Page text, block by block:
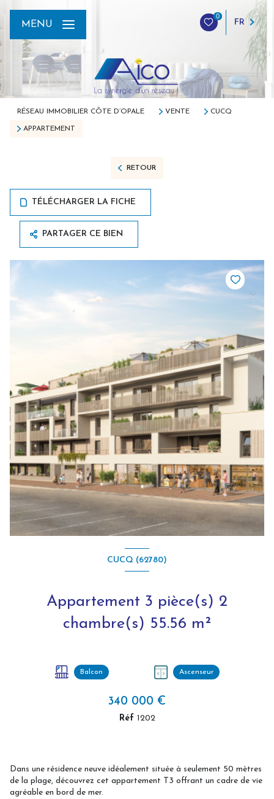
0
FR
MENU
RÉSEAU IMMOBILIER CÔTE D’OPALE VENTE CUCQ
APPARTEMENT
RETOUR
TÉLÉCHARGER LA FICHE
PARTAGER CE BIEN
CUCQ (62780)
Appartement 3 pièce(s) 2
chambre(s) 55.56 m²
Balcon Ascenseur
340 000 €
Réf 1202
Dans une résidence neuve idéalement située à seulement 50 mètres
de la plage, découvrez cet appartement T3 offrant un cadre de vie
agréable en bord de mer.